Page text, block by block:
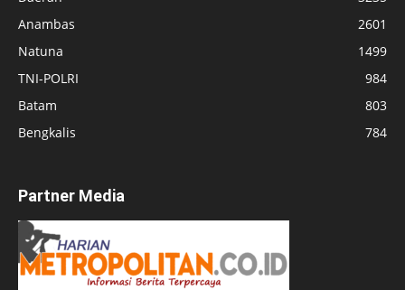
Anambas
2601
Natuna
1499
TNI-POLRI
984
Batam
803
Bengkalis
784
Partner Media